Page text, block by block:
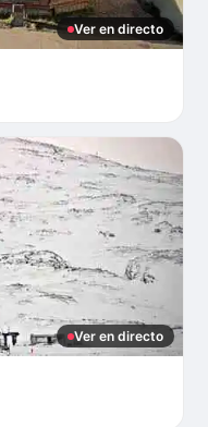
Ver en directo
Ver en directo